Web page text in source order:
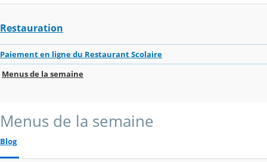
Restauration
Paiement en ligne du Restaurant Scolaire
Menus de la semaine
Menus de la semaine
Blog